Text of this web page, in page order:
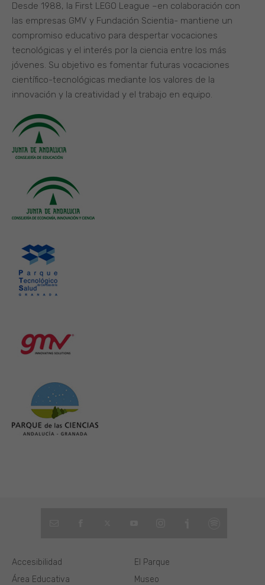
Desde 1988, la First LEGO League –en colaboración con
las empresas GMV y Fundación Scientia- mantiene un
compromiso educativo para despertar vocaciones
tecnológicas y el interés por la ciencia entre los más
jóvenes. Su objetivo es fomentar futuras vocaciones
científico-tecnológicas mediante los valores de la
innovación y la creatividad y el trabajo en equipo.
El Parque
Museo
Área Educativa
Accesibilidad